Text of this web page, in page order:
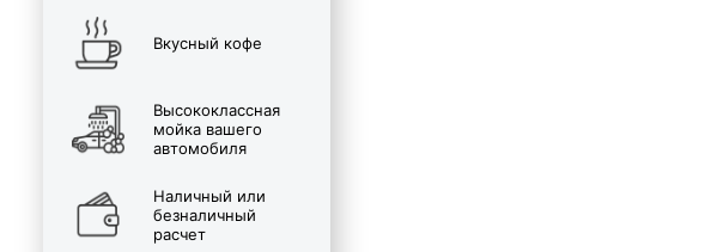
Вкусный кофе
Высококлассная
мойка вашего
автомобиля
Наличный или
безналичный
расчет